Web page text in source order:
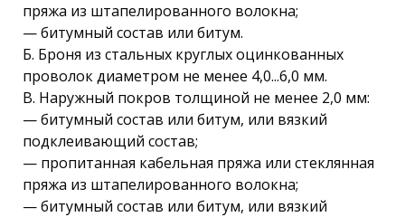
пряжа из штапелированного волокна;
— битумный состав или битум.
Б. Броня из стальных круглых оцинкованных
проволок диаметром не менее 4,0...6,0 мм.
В. Наружный покров толщиной не менее 2,0 мм:
— битумный состав или битум, или вязкий
подклеивающий состав;
— пропитанная кабельная пряжа или стеклянная
пряжа из штапелированного волокна;
— битумный состав или битум, или вязкий